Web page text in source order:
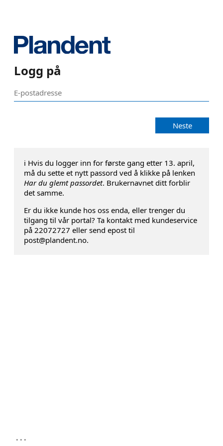
Logg på
Neste
ℹ️ Hvis du logger inn for første gang etter 13. april,
må du sette et nytt passord ved å klikke på lenken
Har du glemt passordet. Brukernavnet ditt forblir
det samme.
Er du ikke kunde hos oss enda, eller trenger du
tilgang til vår portal? Ta kontakt med kundeservice
på 22072727 eller send epost til
post@plandent.no.
...